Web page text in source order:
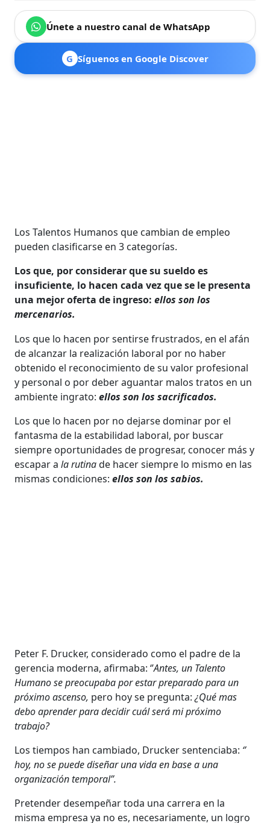
Únete a nuestro canal de WhatsApp
G Síguenos en Google Discover
Los Talentos Humanos que cambian de empleo
pueden clasificarse en 3 categorías.
Los que, por considerar que su sueldo es
insuficiente, lo hacen cada vez que se le presenta
una mejor oferta de ingreso:ellos son los
mercenarios.
Los que lo hacen por sentirse frustrados, en el afán
de alcanzar la realización laboral por no haber
obtenido el reconocimiento de su valor profesional
y personal o por deber aguantar malos tratos en un
ambiente ingrato:ellos son los sacrificados.
Los que lo hacen por no dejarse dominar por el
fantasma de la estabilidad laboral, por buscar
siempre oportunidades de progresar, conocer más y
escapar ala rutinade hacer siempre lo mismo en las
mismas condiciones:ellos son los sabios.
Peter F. Drucker, considerado como el padre de la
gerencia moderna, afirmaba: ‘’Antes, un Talento
Humano se preocupaba por estar preparado para un
próximo ascenso, pero hoy se pregunta:¿Qué mas
debo aprender para decidir cuál será mi próximo
trabajo?
Los tiempos han cambiado, Drucker sentenciaba: ‘’
hoy, no se puede diseñar una vida en base a una
organización temporal”.
Pretender desempeñar toda una carrera en la
misma empresa ya no es, necesariamente, un logro